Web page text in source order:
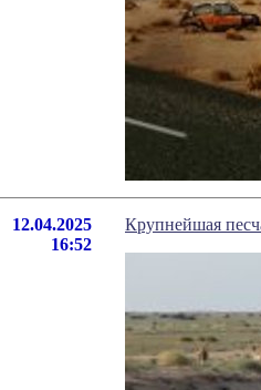
12.04.2025
16:52
Крупнейшая